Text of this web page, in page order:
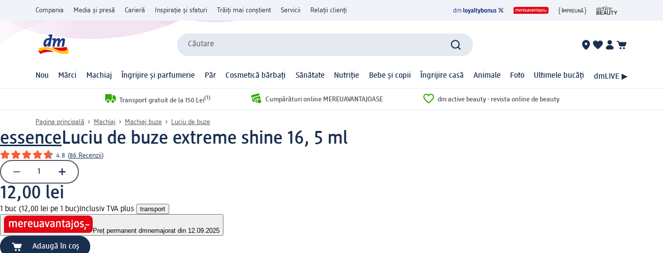
Compania Media și presă Carieră Inspirație și sfaturi Trăiți mai conștient Servicii Relații clienți
Căutare
Nou Mărci Machiaj Îngrijire și parfumerie Păr Cosmetică bărbați Sănătate Nutriție Bebe și copii Îngrijire casă Animale Foto Ultimele bucăți dmLIVE ▶
Transport gratuit de la 150 Lei(1) Cumpărături online MEREUAVANTAJOASE dm active beauty - revista online de beauty
Pagina principală Machiaj Machiaj buze Luciu de buze
essenceLuciu de buze extreme shine 16, 5 ml
4.8 (86 Recenzii)
12,00 lei
1 buc (12,00 lei pe 1 buc) Inclusiv TVA plus transport
Preț permanent dmnemajorat din 12.09.2025
Adaugă în coș